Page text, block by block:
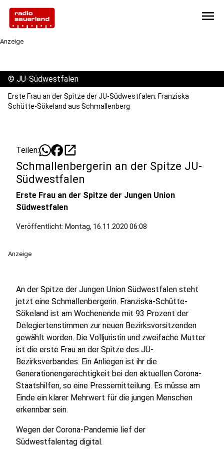
menu
Anzeige
© JU-Südwestfalen
Erste Frau an der Spitze der JU-Südwestfalen: Franziska
Schütte-Sökeland aus Schmallenberg
Teilen: open_in_new
Schmallenbergerin an der Spitze JU-
Südwestfalen
Erste Frau an der Spitze der Jungen Union
Südwestfalen
Veröffentlicht: Montag, 16.11.2020 06:08
Anzeige
An der Spitze der Jungen Union Südwestfalen steht
jetzt eine Schmallenbergerin. Franziska-Schütte-
Sökeland ist am Wochenende mit 93 Prozent der
Delegiertenstimmen zur neuen Bezirksvorsitzenden
gewählt worden. Die Volljuristin und zweifache Mutter
ist die erste Frau an der Spitze des JU-
Bezirksverbandes. Ein Anliegen ist ihr die
Generationengerechtigkeit bei den aktuellen Corona-
Staatshilfen, so eine Pressemitteilung. Es müsse am
Einde ein klarer Mehrwert für die jungen Menschen
erkennbar sein.
Wegen der Corona-Pandemie lief der
Südwestfalentag digital.